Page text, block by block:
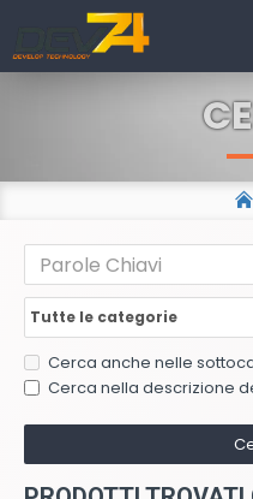
Cerca anche nelle
Cerca nella descrizione